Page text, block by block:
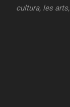
cultura, les